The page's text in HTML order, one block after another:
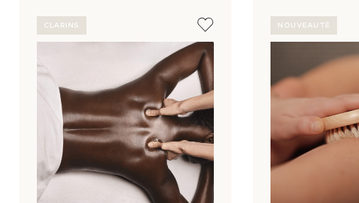
CLARINS NOUVEAUTÉ